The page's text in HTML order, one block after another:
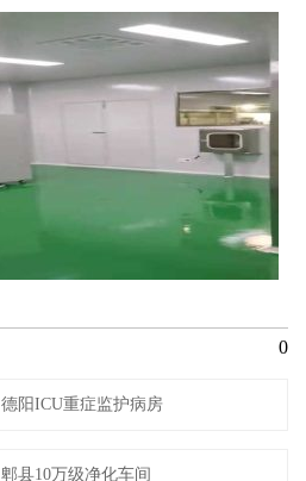
0
德阳ICU重症监护病房
郫县10万级净化车间